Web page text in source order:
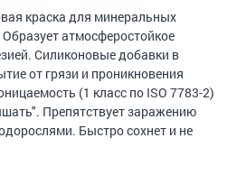
краска для минеральных
атмосферостойкое
Силиконовые добавки в
от грязи и проникновения
(1 класс по ISO 7783-2)
Препятствует заражению
Быстро сохнет и не